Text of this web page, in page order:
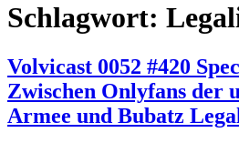
Schlagwort:
Volvicast 0052 #420
Zwischen Onlyfans der
Armee und Bubatz